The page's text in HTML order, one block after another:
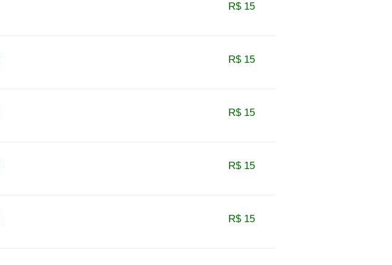
R$ 15
R$ 15
R$ 15
R$ 15
R$ 15